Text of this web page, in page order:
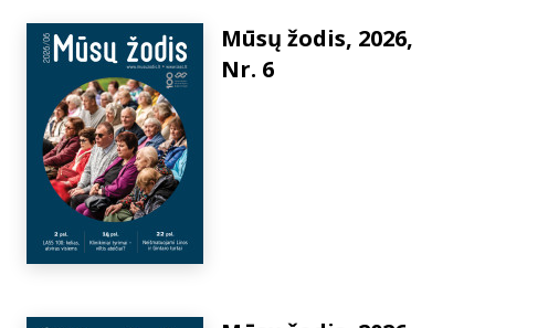
Mūsų žodis, 2026,
Nr. 6